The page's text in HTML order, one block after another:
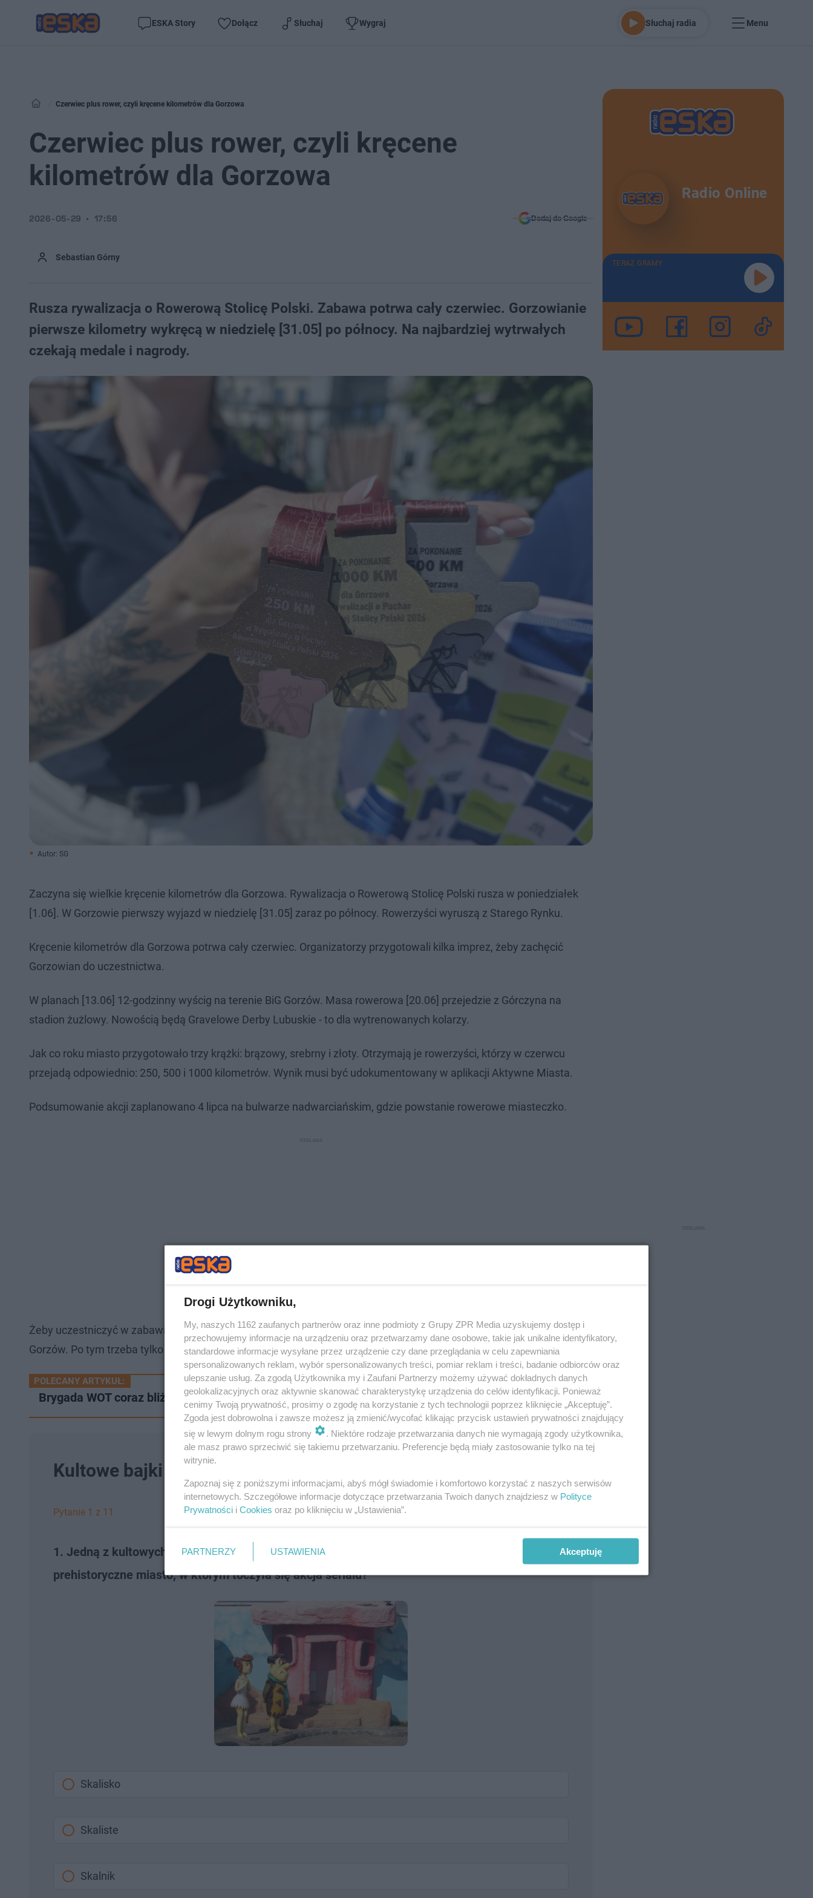
ESKA Story Dołącz Słuchaj Wygraj Słuchaj radia Menu
Czerwiec plus rower, czyli kręcene kilometrów dla Gorzowa
Czerwiec plus rower, czyli kręcene
kilometrów dla Gorzowa
Sebastian Górny
2026-05-29 17:56 Dodaj do Google
Rusza rywalizacja o Rowerową Stolicę Polski. Zabawa potrwa cały czerwiec. Gorzowianie
pierwsze kilometry wykręcą w niedzielę [31.05] po północy. Na najbardziej wytrwałych
czekają medale i nagrody.
Autor: SG
Zaczyna się wielkie kręcenie kilometrów dla Gorzowa​. Rywalizacja o Rowerową Stolicę Polski rusza w poniedziałek
[1.06]. W Gorzowie pierwszy wyjazd w niedzielę [31.05] zaraz po północy. Rowerzyści wyruszą z Starego Rynku.
Kręcenie kilometrów dla Gorzowa potrwa cały czerwiec. Organizatorzy przygotowali kilka imprez, żeby zachęcić
Gorzowian do uczestnictwa.
W planach [13.06] 12-godzinny wyścig na terenie BiG Gorzów. Masa rowerowa [20.06] przejedzie z Górczyna na
stadion żużlowy. Nowością będą Gravelowe Derby Lubuskie - to dla wytrenowanych kolarzy.
Jak co roku miasto przygotowało trzy krążki: brązowy, srebrny i złoty. Otrzymają je rowerzyści, którzy w czerwcu
przejadą odpowiednio: 250, 500 i 1000 kilometrów. Wynik musi być udokumentowany w aplikacji Aktywne Miasta.
Podsumowanie akcji zaplanowano 4 lipca na bulwarze nadwarciańskim, gdzie powstanie rowerowe miasteczko.
Żeby uczestniczyć w zabawie należy ściągnąć na smartfona aplikację Aktywne Miasta i po zalogowaniu wybrać
Gorzów. Po tym trzeba tylko pamiętać, żeby uruchamiać ją za każdym razem, kiedy wsiadamy na rower.
POLECANY ARTYKUŁ:
Brygada WOT coraz bliżej Gorzowa. Wkrótce ruszą inwestycje
Kultowe bajki lat 90. Jak dobrze je pamiętasz?
Pytanie 1 z 11
1. Jedną z kultowych bajek lat 90. są z pewnością „Flinstonowie”. Jak nazywało się
prehistoryczne miasto, w którym toczyła się akcja serialu?
Skalisko
Skaliste
Skalnik
Radio Online
TERAZ GRAMY
Drogi Użytkowniku,
My, naszych 1162 zaufanych partnerów oraz inne podmioty z Grupy ZPR Media uzyskujemy dostęp i
przechowujemy informacje na urządzeniu oraz przetwarzamy dane osobowe, takie jak unikalne identyfikatory,
standardowe informacje wysyłane przez urządzenie czy dane przeglądania w celu zapewniania
spersonalizowanych reklam, wybór spersonalizowanych treści, pomiar reklam i treści, badanie odbiorców oraz
ulepszanie usług. Za zgodą Użytkownika my i Zaufani Partnerzy możemy używać dokładnych danych
geolokalizacyjnych oraz aktywnie skanować charakterystykę urządzenia do celów identyfikacji. Ponieważ
cenimy Twoją prywatność, prosimy o zgodę na korzystanie z tych technologii poprzez kliknięcie „Akceptuję”.
Zgoda jest dobrowolna i zawsze możesz ją zmienić/wycofać klikając przycisk ustawień prywatności znajdujący
się w lewym dolnym rogu strony
. Niektóre rodzaje przetwarzania danych nie wymagają zgody użytkownika,
ale masz prawo sprzeciwić się takiemu przetwarzaniu. Preferencje będą miały zastosowanie tylko na tej
witrynie.
Zapoznaj się z poniższymi informacjami, abyś mógł świadomie i komfortowo korzystać z naszych serwisów
internetowych. Szczegółowe informacje dotyczące przetwarzania Twoich danych znajdziesz w Polityce
Prywatności i Cookies oraz po kliknięciu w „Ustawienia”.
PARTNERZY USTAWIENIA Akceptuję